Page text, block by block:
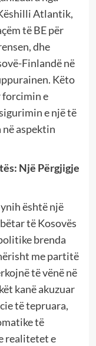
Atlantik,
të BE për
dhe
Finlandë në
Këto
forcimin e
e një të
aspektin
Një Përgjigje
është një
të Kosovës
brenda
me partitë
të vënë në
kanë akuzuar
të tepruara,
të
realitetet e